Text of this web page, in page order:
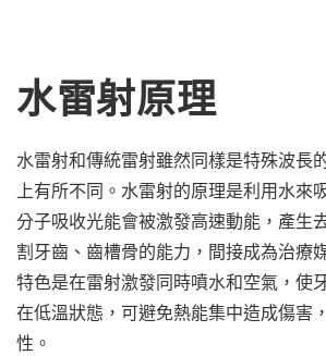
水雷射原理
水雷射和傳統雷射雖然同樣是特殊波長
上有所不同。水雷射的原理是利用水來
分子吸收光能會被激發高速動能，產生
割牙齒、齒槽骨的能力，間接成為治療
特色是在雷射激發同時噴水和空氣，使
在低溫狀態，可避免熱能集中造成傷害
性。